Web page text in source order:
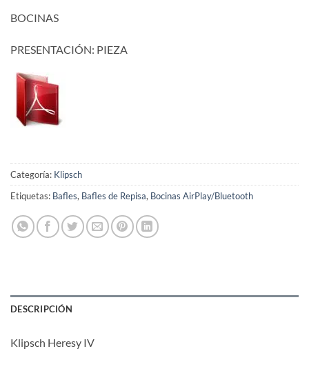
BOCINAS
PRESENTACIÓN: PIEZA
Categoría: Klipsch
Etiquetas: Bafles, Bafles de Repisa, Bocinas AirPlay/Bluetooth
DESCRIPCIÓN
Klipsch Heresy IV